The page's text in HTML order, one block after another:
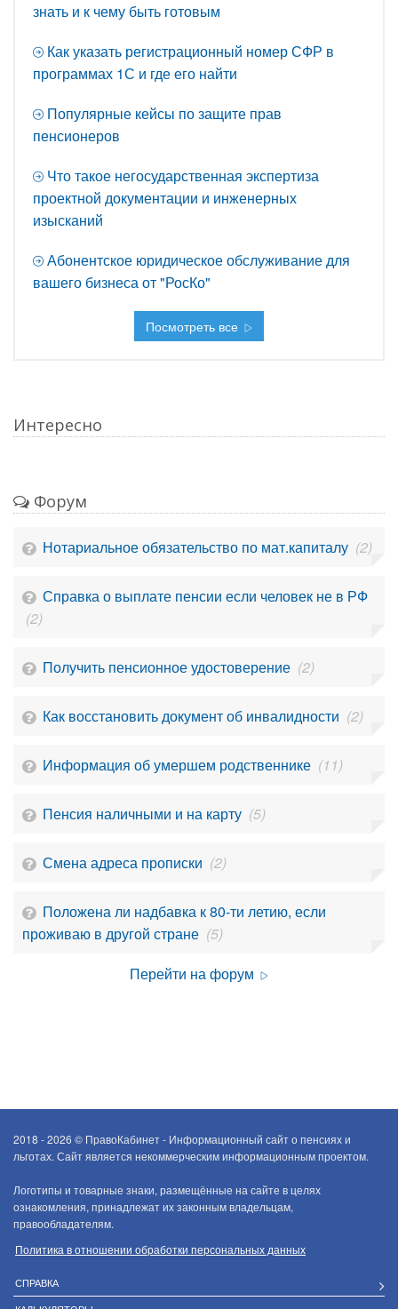
знать и к чему быть готовым
Как указать регистрационный номер СФР в
программах 1С и где его найти
Популярные кейсы по защите прав
пенсионеров
Что такое негосударственная экспертиза
проектной документации и инженерных
изысканий
Абонентское юридическое обслуживание для
вашего бизнеса от "РосКо"
Посмотреть все
Интересно
Форум
Нотариальное обязательство по мат.капиталу (2)
Справка о выплате пенсии если человек не в РФ
(2)
Получить пенсионное удостоверение (2)
Как восстановить документ об инвалидности (2)
Информация об умершем родственнике (11)
Пенсия наличными и на карту (5)
Смена адреса прописки (2)
Положена ли надбавка к 80-ти летию, если
проживаю в другой стране (5)
Перейти на форум
2018 - 2026 © ПравоКабинет - Информационный сайт о пенсиях и
льготах. Сайт является некоммерческим информационным проектом.
Логотипы и товарные знаки, размещённые на сайте в целях
ознакомления, принадлежат их законным владельцам,
правообладателям.
Политика в отношении обработки персональных данных
СПРАВКА